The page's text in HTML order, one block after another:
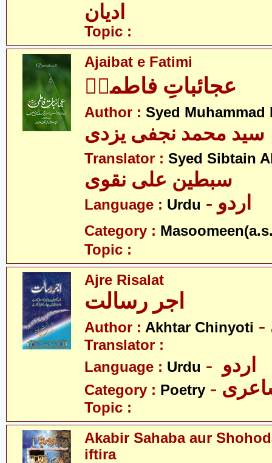
ادیان
Topic :
Ajaibat e Fatimi
عجائباتِ فاطمیؑ
Author : Syed Muhammad
سید محمد نجفی یزدی
Translator : Syed Sibtain
سبطین علی نقوی
Language : Urdu - اردو
Category :
Topic :
Ajre Risalat
Author : Akhtar Chinyoti
Translator :
Language : Urdu
Category : Poetry
Topic :
Akabir Sahaba aur
iftira